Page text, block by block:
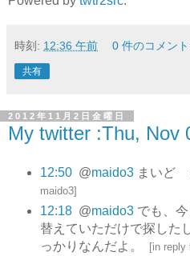
時刻: 12:36 午前 0 件のコメン
共有
2012年11月2日金曜日
My twitter :Thu, Nov
12:50 @maido3まいど
maido3]
12:18 @maido3でも、今
替えていただけで探した
っかりなんだよ。
[in reply